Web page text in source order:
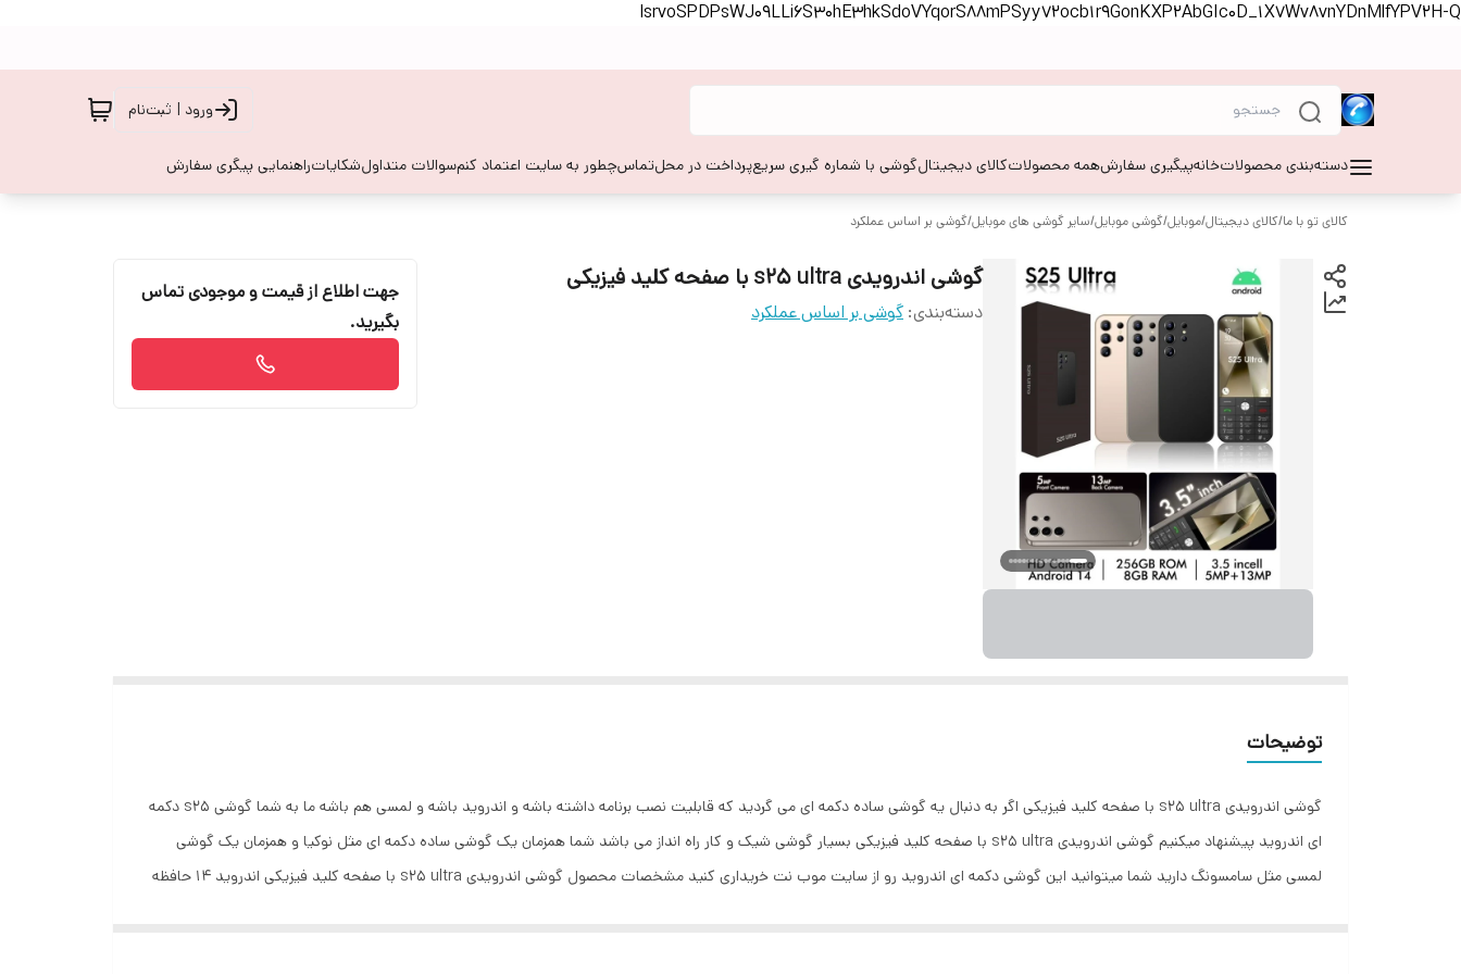
lsrvoSPDPsWJ09LLi6S30hE3hkSdoVYqorS88mPSyy72ocb1r9GonKXP2AbGIc0D_1X7Wv8vnYDnMlfYPV2H-Q
ورود | ثبت‌نام
دسته‌بندی محصولاتخانهپیگیری سفارشهمه محصولاتکالای دیجیتالگوشی با شماره گیری سریعپرداخت در محلتماسچطور به سایت اعتماد کنمسوالات متداولشکایاتراهنمایی پیگری سفارش
کالای تو با ما/کالای دیجیتال/موبایل/گوشی موبایل/سایر گوشی های موبایل/گوشی بر اساس عملکرد
گوشی اندرویدی s25 ultra با صفحه کلید فیزیکی
دسته‌بندی: گوشی بر اساس عملکرد
جهت اطلاع از قیمت و موجودی تماس
بگیرید.
توضیحات
گوشی اندرویدی s25 ultra با صفحه کلید فیزیکی اگر به دنبال یه گوشی ساده دکمه ای می گردید که قابلیت نصب برنامه داشته باشه و اندروید باشه و لمسی هم باشه ما به شما گوشی s25 دکمه
ای اندروید پیشنهاد میکنیم گوشی اندرویدی s25 ultra با صفحه کلید فیزیکی بسیار گوشی شیک و کار راه انداز می باشد شما همزمان یک گوشی ساده دکمه ای مثل نوکیا و همزمان یک گوشی
لمسی مثل سامسونگ دارید شما میتوانید این گوشی دکمه ای اندروید رو از سایت موب نت خریداری کنید مشخصات محصول گوشی اندرویدی s25 ultra با صفحه کلید فیزیکی اندروید 14 حافظه